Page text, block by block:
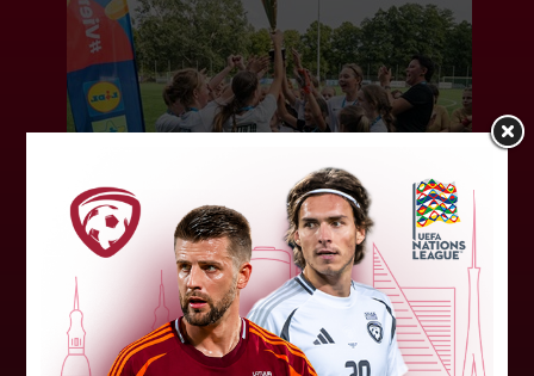
SK "Amber" plūc uzvaras laurus
meiteņu U-12 čempionātā
Par "Lidl" Meiteņu futbola čempionāta U-12
vecuma grupas uzvarētāju Elites grupā kļuvusi
SK "Amber" komanda, tādējādi pārtraucot Rīgas
Futbola skolas trīs sezonu uzvaras...